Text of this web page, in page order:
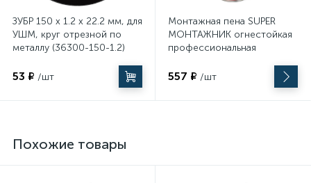
ЗУБР 150 x 1.2 х 22.2 мм, для
УШМ, круг отрезной по
металлу (36300-150-1.2)
53 ₽ /шт
Монтажная пена SUPER
МОНТАЖНИК огнестойкая
профессиональная
557 ₽ /шт
Похожие товары